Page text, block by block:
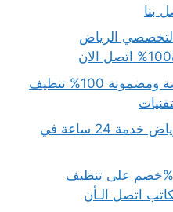
الرياض
شركة تنظيف بالقويعية رخيصة ومضمونة 100% تنظيف
كشف تسربات المياه لبن الرياض خدمة 24 ساعة في
شركة تنظيف بالدوادمي..20%خصم على تنظيف
اتصل الـأن